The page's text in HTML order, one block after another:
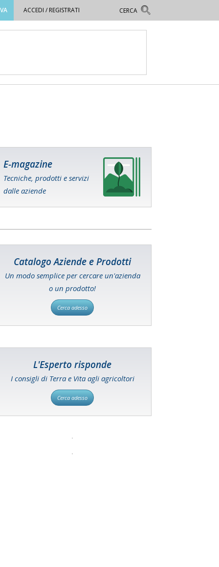
ACCEDI / REGISTRATI
E-magazine
Tecniche, prodotti e servizi
dalle aziende
Catalogo Aziende e Prodotti
Un modo semplice per cercare un'azienda
o un prodotto!
Cerca adesso
L'Esperto risponde
I consigli di Terra e Vita agli agricoltori
Cerca adesso